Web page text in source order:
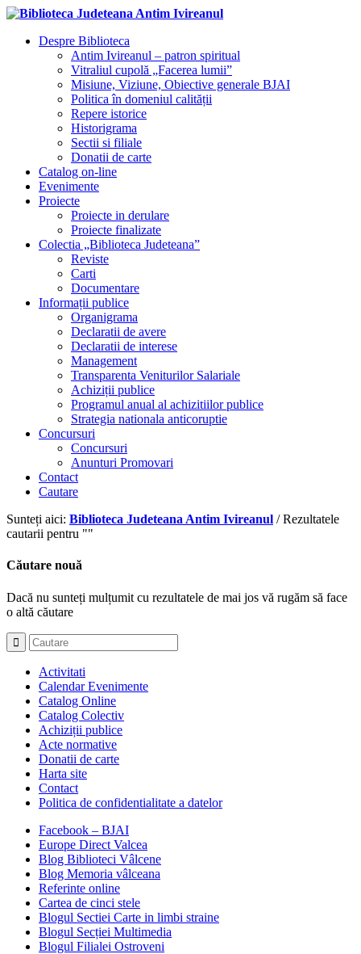
Despre Biblioteca
Antim Ivireanul – patron spiritual
Vitraliul cupolă „Facerea lumii”
Misiune, Viziune, Obiective generale BJAI
Politica în domeniul calității
Repere istorice
Historigrama
Sectii si filiale
Donatii de carte
Catalog on-line
Evenimente
Proiecte
Proiecte in derulare
Proiecte finalizate
Colectia „Biblioteca Judeteana”
Reviste
Carti
Documentare
Informații publice
Organigrama
Declaratii de avere
Declaratii de interese
Management
Transparenta Veniturilor Salariale
Achiziții publice
Programul anual al achizitiilor publice
Strategia nationala anticoruptie
Concursuri
Concursuri
Anunturi Promovari
Contact
Cautare
Sunteți aici: Biblioteca Judeteana Antim Ivireanul / Rezultatele
cautarii pentru ""
Căutare nouă
Dacă nu sunteți mulțumit cu rezultatele de mai jos vă rugăm să face
o altă căutare
Activitati
Calendar Evenimente
Catalog Online
Catalog Colectiv
Achiziții publice
Acte normative
Donatii de carte
Harta site
Contact
Politica de confidentialitate a datelor
Facebook – BJAI
Europe Direct Valcea
Blog Biblioteci Vâlcene
Blog Memoria vâlceana
Referinte online
Cartea de cinci stele
Blogul Sectiei Carte in limbi straine
Blogul Secției Multimedia
Blogul Filialei Ostroveni